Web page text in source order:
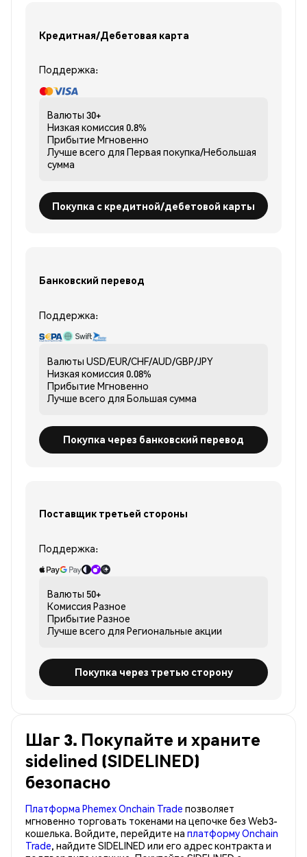
Кредитная/Дебетовая карта
Поддержка:
Валюты 30+
Низкая комиссия 0.8%
Прибытие Мгновенно
Лучше всего для Первая покупка/Небольшая
сумма
Покупка с кредитной/дебетовой карты
Банковский перевод
Поддержка:
Валюты USD/EUR/CHF/AUD/GBP/JPY
Низкая комиссия 0.08%
Прибытие Мгновенно
Лучше всего для Большая сумма
Покупка через банковский перевод
Поставщик третьей стороны
Поддержка:
Валюты 50+
Комиссия Разное
Прибытие Разное
Лучше всего для Региональные акции
Покупка через третью сторону
Шаг 3. Покупайте и храните
sidelined (SIDELINED)
безопасно
Платформа Phemex Onchain Trade позволяет
мгновенно торговать токенами на цепочке без Web3-
кошелька. Войдите, перейдите на платформу Onchain
Trade, найдите SIDELINED или его адрес контракта и